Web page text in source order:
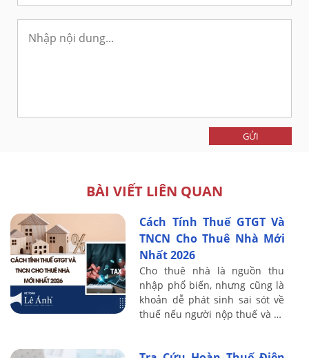
GỬI
BÀI VIẾT LIÊN QUAN
Cách Tính Thuế GTGT Và
TNCN Cho Thuê Nhà Mới
Nhất 2026
Cho thuê nhà là nguồn thu
nhập phổ biến, nhưng cũng là
khoản dễ phát sinh sai sót về
thuế nếu người nộp thuế và kế